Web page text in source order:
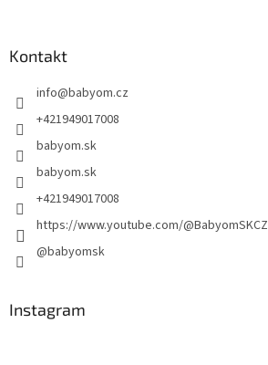
Kontakt
info@babyom.cz
+421949017008
babyom.sk
babyom.sk
+421949017008
https://www.youtube.com/@BabyomSKCZ
@babyomsk
Instagram